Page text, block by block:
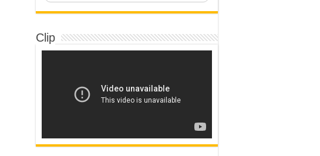
Clip